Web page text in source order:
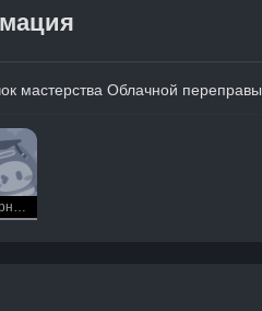
мастерства Облачной переправы